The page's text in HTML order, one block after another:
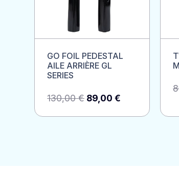
GO FOIL PEDESTAL
AILE ARRIÈRE GL
SERIES
130,00€ Le
initial
89,00€
actuel